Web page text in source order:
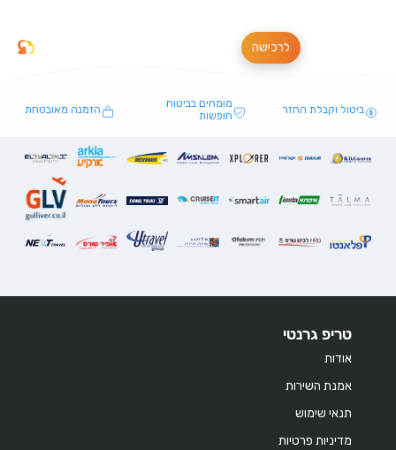
לרכישה
ביטול וקבלת החזר
מומחים בביטוח
חופשות
הזמנה מאובטחת
טריפ גרנטי
אודות
אמנת השירות
תנאי שימוש
מדיניות פרטיות